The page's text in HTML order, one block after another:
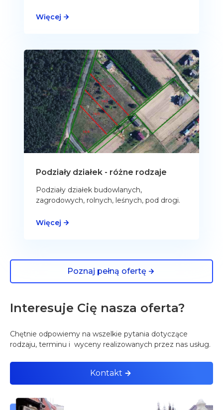
Więcej
Podziały działek - różne rodzaje
Podziały działek budowlanych,
zagrodowych, rolnych, leśnych, pod drogi.
Więcej
Poznaj pełną ofertę
Interesuje Cię nasza oferta?
Chętnie odpowiemy na wszelkie pytania dotyczące
rodzaju, terminu i wyceny realizowanych przez nas usług.
Kontakt